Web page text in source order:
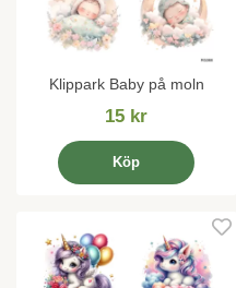
Klippark Baby på moln
15 kr
Köp